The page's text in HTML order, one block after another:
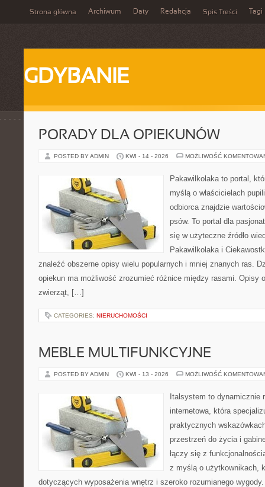
Strona główna Archiwum Daty Redakcja Spis Treści Tagi
GDYBANIE
PORADY DLA OPIEKUNÓW
POSTED BY ADMIN KWI - 14 - 2026 MOŻLIWOŚĆ
Pakawilkolaka to portal,
myślą o właścicielach
odbiorca znajdzie
psów. To portal dla
się w użyteczne źródło
Pakawilkolaka i
znaleźć obszerne opisy wielu popularnych i mniej znanych ras.
opiekun ma możliwość zrozumieć różnice między rasami. Opisy
zwierząt, […]
CATEGORIES: NIERUCHOMOŚCI
MEBLE MULTIFUNKCYJNE
POSTED BY ADMIN KWI - 13 - 2026 MOŻLIWOŚĆ
Italsystem to dynamicznie
internetowa, która
praktycznych
przestrzeń do życia i
łączy się z
z myślą o użytkownikach,
dotyczących wyposażenia wnętrz i szeroko rozumianego